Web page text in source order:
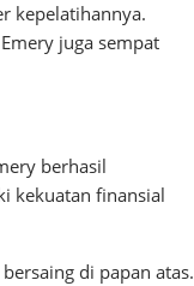
kepelatihannya.
juga sempat
berhasil
kekuatan finansial
di papan atas.